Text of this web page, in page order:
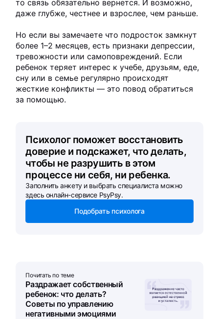
то связь обязательно вернется. И возможно,
даже глубже, честнее и взрослее, чем раньше.
Но если вы замечаете что подросток замкнут
более 1–2 месяцев, есть признаки депрессии,
тревожности или самоповреждений. Если
ребенок теряет интерес к учебе, друзьям, еде,
сну или в семье регулярно происходят
жесткие конфликты — это повод обратиться
за помощью.
Психолог поможет восстановить
доверие и подскажет, что делать,
чтобы не разрушить в этом
процессе ни себя, ни ребенка.
Заполнить анкету и выбрать специалиста можно
здесь онлайн-сервисе PsyPsy.
Подобрать психолога
Почитать по теме
Раздражает собственный
ребенок: что делать?
Советы по управлению
негативными эмоциями